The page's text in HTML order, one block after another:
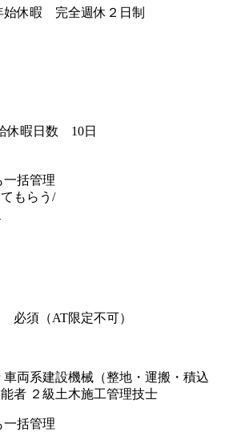
始休暇 完全週休２日制
休暇日数 10日
一括管理
もらう /
須（AT限定不可）
車両系建設機械（整地・運搬・積込
者 ２級土木施工管理技士
一括管理